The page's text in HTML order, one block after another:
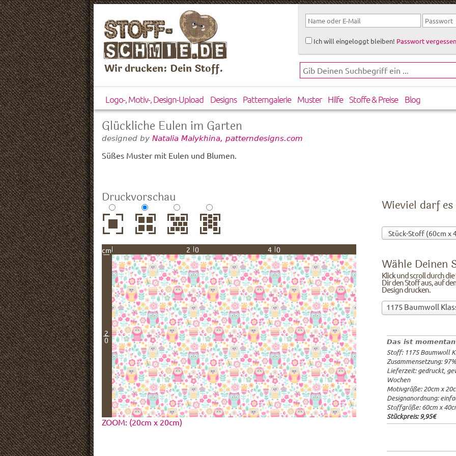
Wir drucken: Dein Stoff.
Ich will eingeloggt bleiben! Passwort
Logo-, Motiv-, Design-Upload Designs Patterngalerie Muster Hilfe Stoffe & Preise Blog
Glückliche Eulen im Garten
designed by Natalia Malykhina, patterndesigns.com
Süßes Muster mit Eulen und Blumen.
Das ist
Stoff: 1175 Baumwoll
Zusammensetzung:
Lieferzeit: gedruckt,
Wochen
Motivgröße: 20cm x
Designanordnung:
Stoffgröße: 60cm x
Stückpreis:9,95€
Druckvorschau
cm 20 40
2
0
ZOOM: (20cm x 20cm)
Wieviel darf es
Wähle Deinen
Klick und scroll durch
Dir den Stoff aus, auf
Design drucken.
1175 Baumwoll
Gewicht:
Lieferzeit:
20x20cm:
60x40cm:
ab 1m:
ab 10m:
ab 50m:
Wähle
Deinen
und
scroll
durch
die
Stoffübersicht
und
suche
Dir
den
Stoff
dem